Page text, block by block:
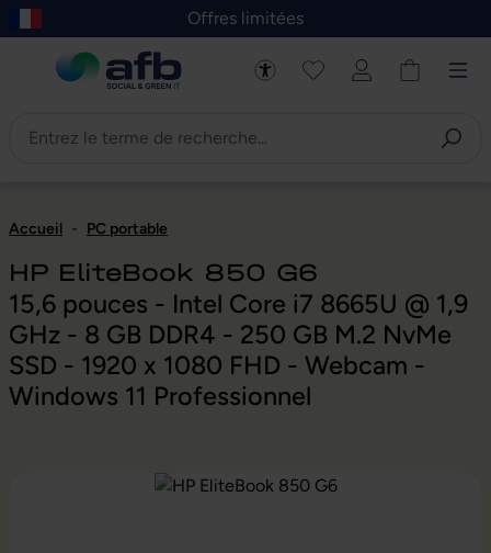
au contenu principal
Skip to B2B platform navigation
Offres limitées
Accueil - PC portable
HP EliteBook 850 G6
15,6 pouces - Intel Core i7 8665U @ 1,9
GHz - 8 GB DDR4 - 250 GB M.2 NvMe
SSD - 1920 x 1080 FHD - Webcam -
Windows 11 Professionnel
Ignorer la galerie d'images